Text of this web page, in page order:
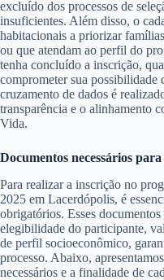
excluído dos processos de
insuficientes. Além disso, o
habitacionais a priorizar
ou que atendam ao perfil do
tenha concluído a inscrição,
comprometer sua possibilidade
cruzamento de dados é
transparência e o alinhamento
Vida.
Documentos necessários
Para realizar a inscrição no
2025 em Lacerdópolis, é
obrigatórios. Esses
elegibilidade do participante,
de perfil socioeconômico,
processo. Abaixo,
necessários e a finalidade de